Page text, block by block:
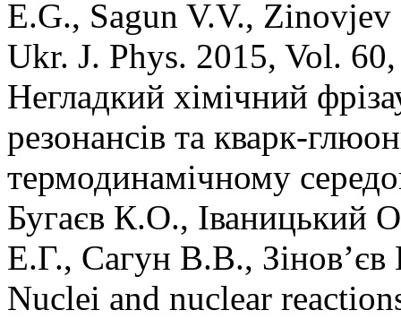
E.G., Sagun V.V.,
Ukr. J. Phys. 2015, Vol.
Негладкий хімічний
резонансів та кварк-
термодинамічному
Бугаєв К.О., Іваницький
Е.Г., Сагун В.В.,
Nuclei and nuclear